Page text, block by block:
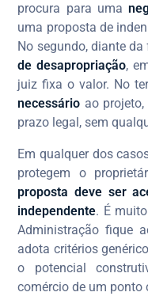
procura para uma
uma proposta de
No segundo, diante
de desapropriação,
juiz fixa o valor. No
necessário ao
prazo legal, sem
Em qualquer dos
protegem o
proposta deve ser
independente. É
Administração fique
adota critérios
o potencial
comércio de um ponto